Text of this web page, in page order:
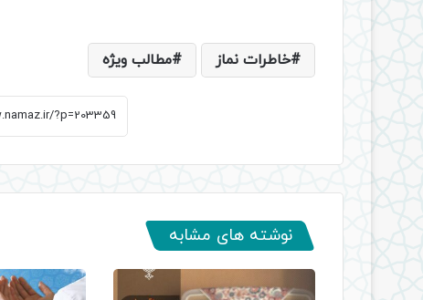
خاطرات نماز مطالب ویژه
نوشته های مشابه